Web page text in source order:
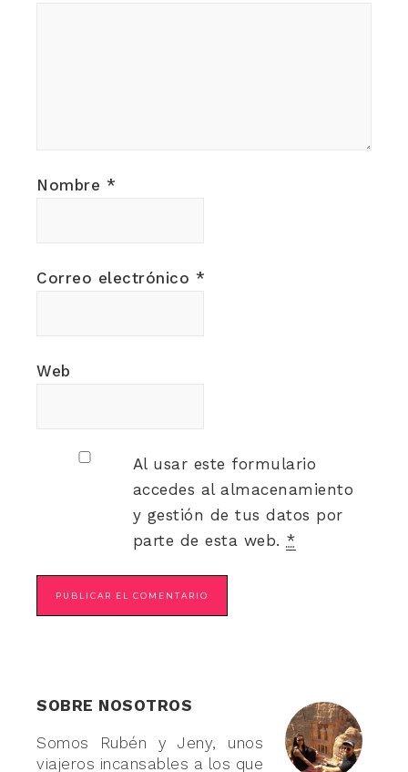
Nombre *
Correo electrónico *
Web
Al usar este formulario
accedes al almacenamiento
y gestión de tus datos por
parte de esta web. *
SOBRE NOSOTROS
Somos Rubén y Jeny, unos
viajeros incansables a los que